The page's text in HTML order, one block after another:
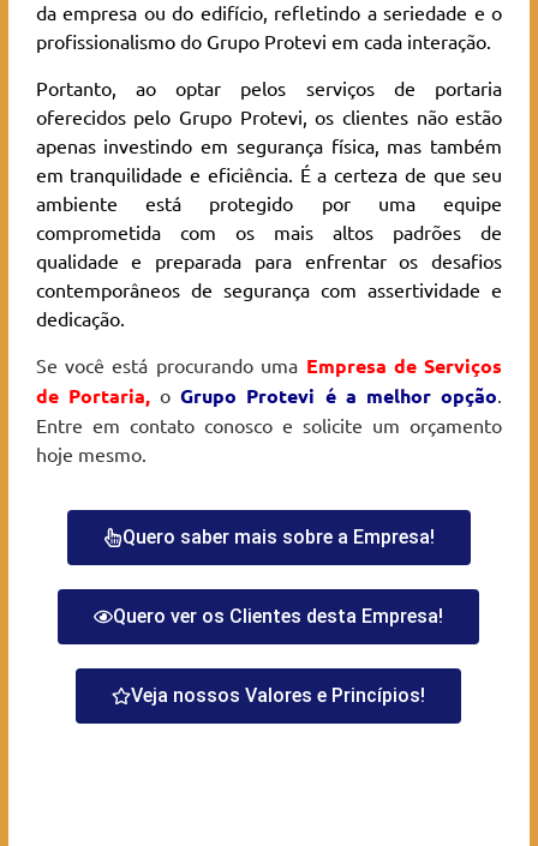
da empresa ou do edifício, refletindo a seriedade e o
profissionalismo do Grupo Protevi em cada interação.
Portanto, ao optar pelos serviços de portaria
oferecidos pelo Grupo Protevi, os clientes não estão
apenas investindo em segurança física, mas também
em tranquilidade e eficiência. É a certeza de que seu
ambiente está protegido por uma equipe
comprometida com os mais altos padrões de
qualidade e preparada para enfrentar os desafios
contemporâneos de segurança com assertividade e
dedicação.
Se você está procurando uma Empresa de Serviços
de Portaria,oGrupo Protevi é a melhor opção.
Entre em contato conosco e solicite um orçamento
hoje mesmo.
Quero saber mais sobre a Empresa!
Quero ver os Clientes desta Empresa!
Veja nossos Valores e Princípios!